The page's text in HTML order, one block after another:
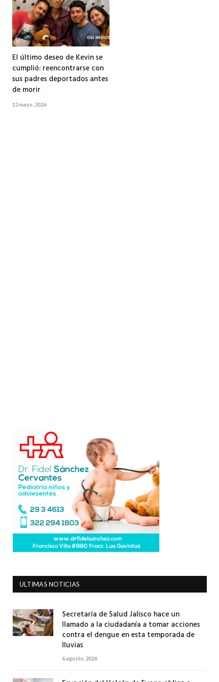
El último deseo de Kevin se
cumplió: reencontrarse con
sus padres deportados antes
de morir
12 mayo, 2026
ULTIMAS NOTICIAS
Secretaría de Salud Jalisco hace un
llamado a la ciudadanía a tomar acciones
contra el dengue en esta temporada de
lluvias
6 agosto, 2026